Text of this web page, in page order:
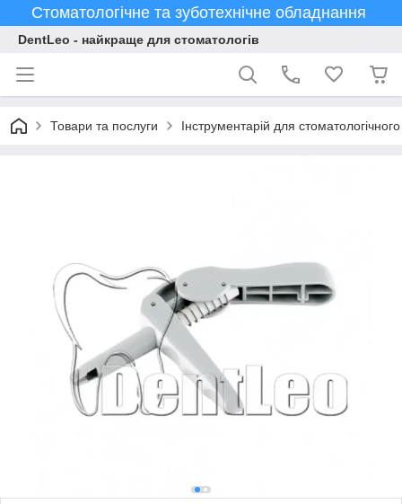
Стоматологічне та зуботехнічне обладнання
DentLeo - найкраще для стоматологів
Товари та послуги Інструментарій для стоматологічного